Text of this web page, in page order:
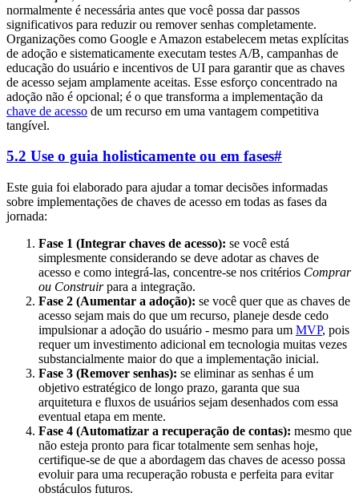
normalmente é necessária antes que você possa dar passos
significativos para reduzir ou remover senhas completamente.
Organizações como Google e Amazon estabelecem metas explícitas
de adoção e sistematicamente executam testes A/B, campanhas de
educação do usuário e incentivos de UI para garantir que as chaves
de acesso sejam amplamente aceitas. Esse esforço concentrado na
adoção não é opcional; é o que transforma a implementação da
chave de acesso de um recurso em uma vantagem competitiva
tangível.
5.2 Use o guia holisticamente ou em fases#
Este guia foi elaborado para ajudar a tomar decisões informadas
sobre implementações de chaves de acesso em todas as fases da
jornada:
Fase 1 (Integrar chaves de acesso): se você está
simplesmente considerando se deve adotar as chaves de
acesso e como integrá-las, concentre-se nos critérios Comprar
ou Construirpara a integração.
Fase 2 (Aumentar a adoção): se você quer que as chaves de
acesso sejam mais do que um recurso, planeje desde cedo
impulsionar a adoção do usuário - mesmo para um MVP, pois
requer um investimento adicional em tecnologia muitas vezes
substancialmente maior do que a implementação inicial.
Fase 3 (Remover senhas): se eliminar as senhas é um
objetivo estratégico de longo prazo, garanta que sua
arquitetura e fluxos de usuários sejam desenhados com essa
eventual etapa em mente.
Fase 4 (Automatizar a recuperação de contas): mesmo que
não esteja pronto para ficar totalmente sem senhas hoje,
certifique-se de que a abordagem das chaves de acesso possa
evoluir para uma recuperação robusta e perfeita para evitar
obstáculos futuros.